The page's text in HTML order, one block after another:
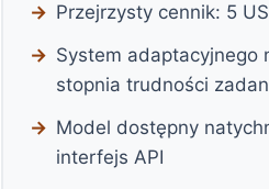
Przejrzysty cennik: 5
System adaptacyjnego
stopnia trudności
Model dostępny
interfejs API